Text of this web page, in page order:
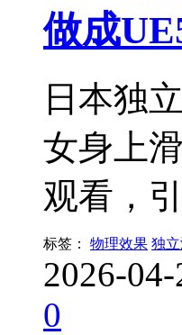
做成
日本独
女身上
观看，
标签： 物理效果 独
2026-
0